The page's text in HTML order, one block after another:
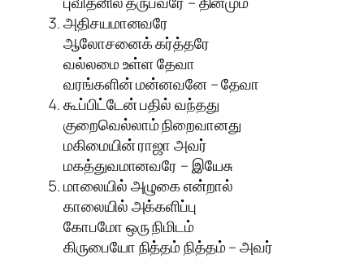
அதிசயமானவரே
ஆலோசனைக் கர்த்தரே
வல்லமை உள்ள தேவா
வரங்களின் மன்னவனே – தேவா
கூப்பிட்டேன் பதில் வந்தது
குறைவெல்லாம் நிறைவானது
மகிமையின் ராஜா அவர்
மகத்துவமானவரே – இயேசு
மாலையில் அழுகை என்றால்
காலையில் அக்களிப்பு
கோபமோ ஒரு நிமிடம்
கிருபையோ நித்தம் நித்தம் – அவர்